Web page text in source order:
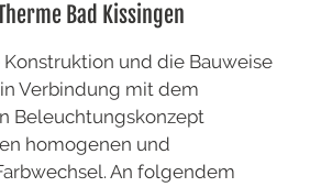
Bad Kissingen
Konstruktion und die Bauweise
Verbindung mit dem
Beleuchtungskonzept
homogenen und
An folgendem